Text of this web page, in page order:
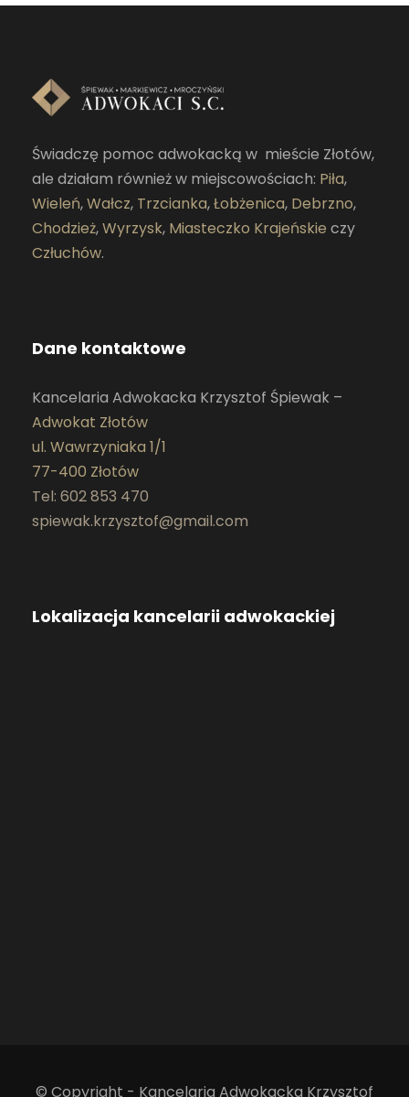
Świadczę pomoc adwokacką w mieście Złotów,
ale działam również w miejscowościach: Piła,
Wieleń,Wałcz, Trzcianka,Łobżenica, Debrzno,
Chodzież,Wyrzysk, Miasteczko Krajeńskie czy
Człuchów.
Dane kontaktowe
Kancelaria Adwokacka Krzysztof Śpiewak –
Adwokat Złotów
ul. Wawrzyniaka 1/1
77-400 Złotów
Tel: 602 853 470
spiewak.krzysztof@gmail.com
Lokalizacja kancelarii adwokackiej
© Copyright - Kancelaria Adwokacka Krzysztof